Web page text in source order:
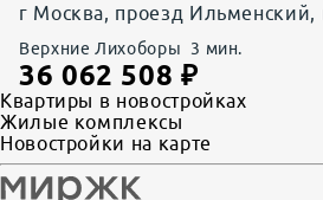
г Москва, проезд Ильменский,
Верхние Лихоборы 3 мин.
36 062 508 ₽
Квартиры в новостройках
Жилые комплексы
Новостройки на карте